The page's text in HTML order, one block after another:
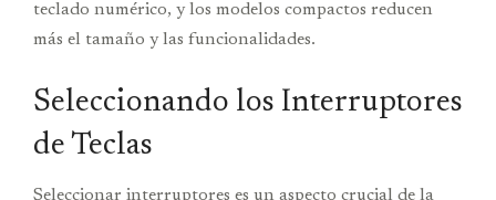
teclado numérico, y los modelos compactos reducen
más el tamaño y las funcionalidades.
Seleccionando los Interruptores
de Teclas
Seleccionar interruptores es un aspecto crucial de la